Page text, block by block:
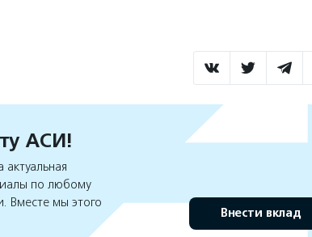
АСИ!
по любому
Вместе мы этого
Внести вклад